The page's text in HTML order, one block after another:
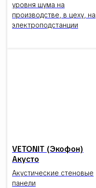
уровня шума на
производстве, в цеху, на
электроподстанции
VETONIT (Экофон)
Акусто
Акустические стеновые
панели